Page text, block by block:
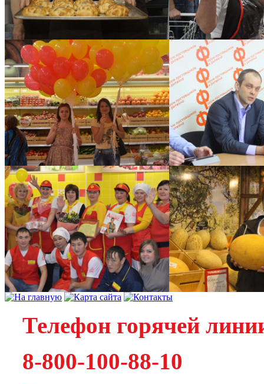
Телефон горячей
8-800-100-88-10